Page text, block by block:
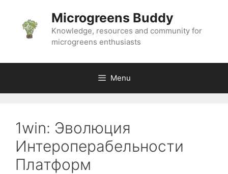
content
Microgreens Buddy
Knowledge, resources and community for
microgreens enthusiasts
Menu
1win: Эволюция
Интероперабельности
Платформ